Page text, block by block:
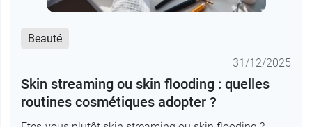
Beauté
31/12/2025
Skin streaming ou skin flooding : quelles
routines cosmétiques adopter ?